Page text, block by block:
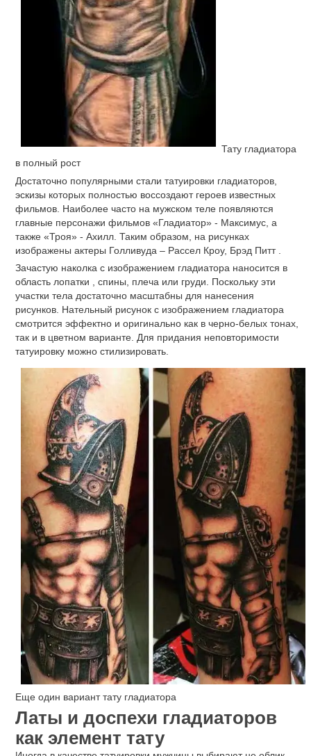
Тату гладиатора
в полный рост
Достаточно популярными стали татуировки гладиаторов,
эскизы которых полностью воссоздают героев известных
фильмов. Наиболее часто на мужском теле появляются
главные персонажи фильмов «Гладиатор» - Максимус, а
также «Троя» - Ахилл. Таким образом, на рисунках
изображены актеры Голливуда – Рассел Кроу, Брэд Питт .
Зачастую наколка с изображением гладиатора наносится в
область лопатки , спины, плеча или груди. Поскольку эти
участки тела достаточно масштабны для нанесения
рисунков. Нательный рисунок с изображением гладиатора
смотрится эффектно и оригинально как в черно-белых тонах,
так и в цветном варианте. Для придания неповторимости
татуировку можно стилизировать.
Еще один вариант тату гладиатора
Латы и доспехи гладиаторов
как элемент тату